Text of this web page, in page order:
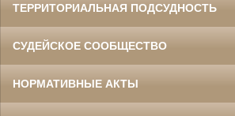
ТЕРРИТОРИАЛЬНАЯ ПОДСУДНОСТЬ
СУДЕЙСКОЕ СООБЩЕСТВО
НОРМАТИВНЫЕ АКТЫ